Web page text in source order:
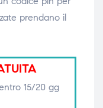
prendano il
15/20 gg